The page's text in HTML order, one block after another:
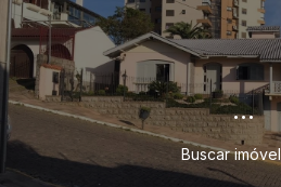
...
Buscar imóvel